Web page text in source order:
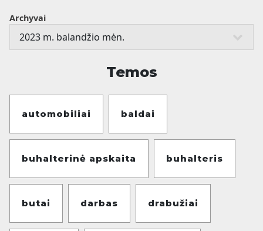
Archyvai
Temos
automobiliai baldai
buhalterinė apskaita buhalteris
butai darbas drabužiai